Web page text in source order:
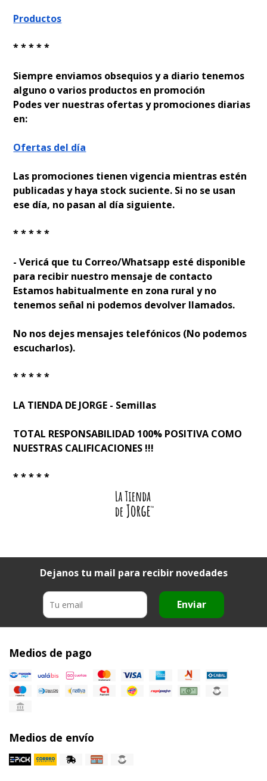
Productos
* * * * *
Siempre enviamos obsequios y a diario tenemos
alguno o varios productos en promoción
Podes ver nuestras ofertas y promociones diarias
en:
Ofertas del día
Las promociones tienen vigencia mientras estén
publicadas y haya stock suficiente. Si no se usan
ese día, no pasan al día siguiente.
* * * * *
- Verificá que tu Correo/Whatsapp esté disponible
para recibir nuestro mensaje de contacto
Estamos habitualmente en zona rural y no
tenemos señal ni podemos devolver llamados.
No nos dejes mensajes telefónicos (No podemos
escucharlos).
* * * * *
LA TIENDA DE JORGE - Semillas
TOTAL RESPONSABILIDAD 100% POSITIVA COMO
NUESTRAS CALIFICACIONES !!!
* * * * *
Dejanos tu mail para recibir novedades
Enviar
Medios de pago
Medios de envío